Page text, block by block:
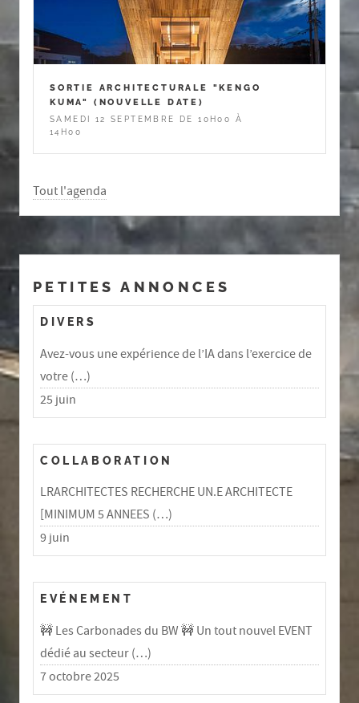
SORTIE ARCHITECTURALE "KENGO
KUMA" (NOUVELLE DATE)
SAMEDI 12 SEPTEMBRE DE 10H00 À
14H00
Tout l'agenda
PETITES ANNONCES
DIVERS
Avez-vous une expérience de l’IA dans l’exercice de
votre (…)
25 juin
COLLABORATION
LRARCHITECTES RECHERCHE UN.E ARCHITECTE
[MINIMUM 5 ANNEES (…)
9 juin
EVÉNEMENT
🚧 Les Carbonades du BW 🚧 Un tout nouvel EVENT
dédié au secteur (…)
7 octobre 2025